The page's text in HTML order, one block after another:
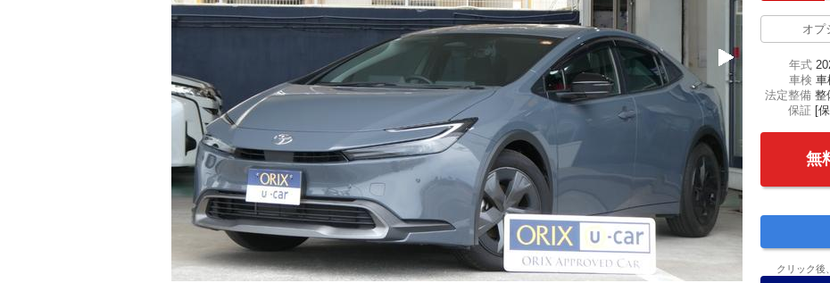
オプ
年式
車検 車
法定整備 整
保証 [
無
クリック後